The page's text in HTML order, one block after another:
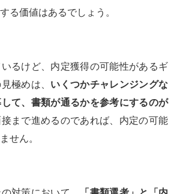
る価値はあるでしょう。
いるけど、内定獲得の可能性があるギ
極めは、 いくつかチャレンジングな
て、書類が通るかを参考にするのが
まで進めるのであれば、内定の可能
せん。